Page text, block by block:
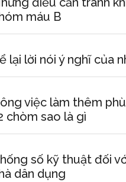
máu B
lại lời nói ý nghĩ của
việc làm thêm
chòm sao là gì
số kỹ thuật đối
dân dụng